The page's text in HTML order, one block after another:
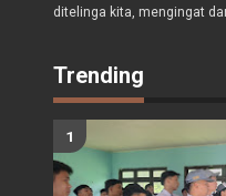
ditelinga kita, mengingat
Trending